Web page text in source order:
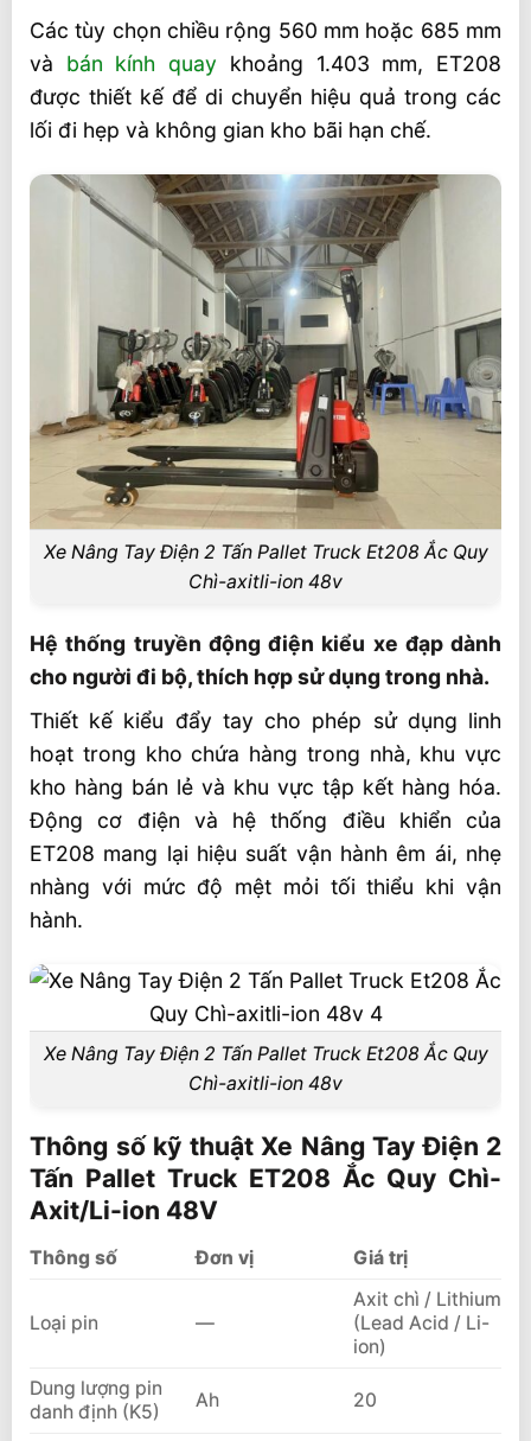
Các tùy chọn chiều rộng 560 mm hoặc 685 mm
và bán kính quay khoảng 1.403 mm, ET208
được thiết kế để di chuyển hiệu quả trong các
lối đi hẹp và không gian kho bãi hạn chế.
Xe Nâng Tay Điện 2 Tấn Pallet Truck Et208 Ắc Quy
Chì-axitli-ion 48v
Hệ thống truyền động điện kiểu xe đạp dành
cho người đi bộ, thích hợp sử dụng trong nhà.
Thiết kế kiểu đẩy tay cho phép sử dụng linh
hoạt trong kho chứa hàng trong nhà, khu vực
kho hàng bán lẻ và khu vực tập kết hàng hóa.
Động cơ điện và hệ thống điều khiển của
ET208 mang lại hiệu suất vận hành êm ái, nhẹ
nhàng với mức độ mệt mỏi tối thiểu khi vận
hành.
Xe Nâng Tay Điện 2 Tấn Pallet Truck Et208 Ắc Quy
Chì-axitli-ion 48v
Thông số kỹ thuật Xe Nâng Tay Điện 2
Tấn Pallet Truck ET208 Ắc Quy Chì-
Axit/Li-ion 48V
Thông số Đơn vị Giá trị
Loại pin —
Axit chì / Lithium
(Lead Acid / Li-
ion)
Dung lượng pin
danh định (K5)
Ah 20